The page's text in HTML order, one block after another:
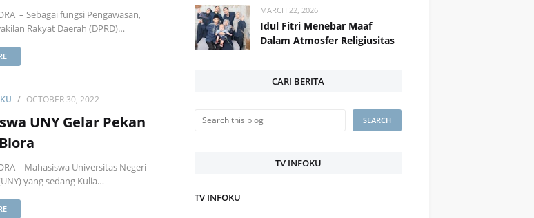
– Sebagai fungsi Pengawasan,
Rakyat Daerah (DPRD)…
OCTOBER 30, 2022
UNY Gelar Pekan
- Mahasiswa Universitas Negeri
yang sedang Kulia…
MARCH 22, 2026
Idul Fitri Menebar Maaf
Dalam Atmosfer Religiusitas
CARI BERITA
TV INFOKU
TV INFOKU